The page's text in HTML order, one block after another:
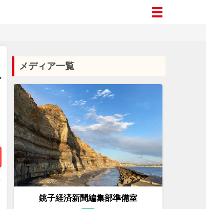
メディア一覧
銚子経済新聞編集部準備室